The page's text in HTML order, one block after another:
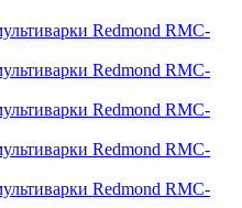
Redmond RMC-
Redmond RMC-
Redmond RMC-
Redmond RMC-
Redmond RMC-